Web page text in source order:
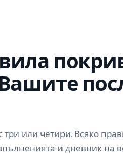
или четири. Всяко
и дневник на